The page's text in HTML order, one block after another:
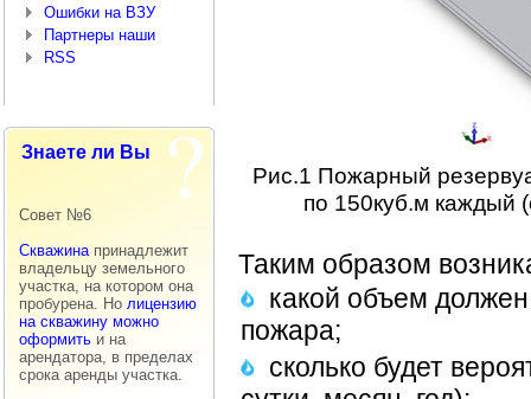
Ошибки на ВЗУ
Партнеры наши
RSS
Знаете ли Вы
Совет №6
Скважинапринадлежит
владельцу земельного
участка, на котором она
пробурена. Но лицензию
на скважину можно
оформить и на
арендатора, в пределах
срока аренды участка.
Рис.1 Пожарный
по 150куб.м каждый
Таким образом
какой объем
пожара;
сколько будет